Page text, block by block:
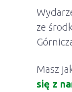
ze
Masz
się z